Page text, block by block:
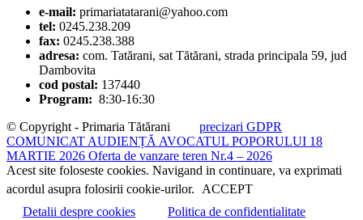
e-mail: primariatatarani@yahoo.com
tel: 0245.238.209
fax: 0245.238.388
adresa: com. Tatărani, sat Tătărani, strada principala 59, jud
Dambovita
cod postal: 137440
Program: 8:30-16:30
© Copyright - Primaria Tătărani precizari GDPR
COMUNICAT AUDIENȚĂ AVOCATUL POPORULUI 18
MARTIE 2026 Oferta de vanzare teren Nr.4 – 2026
Acest site foloseste cookies. Navigand in continuare, va exprimati
acordul asupra folosirii cookie-urilor. ACCEPT
Detalii despre cookies
Politica de confidentialitate